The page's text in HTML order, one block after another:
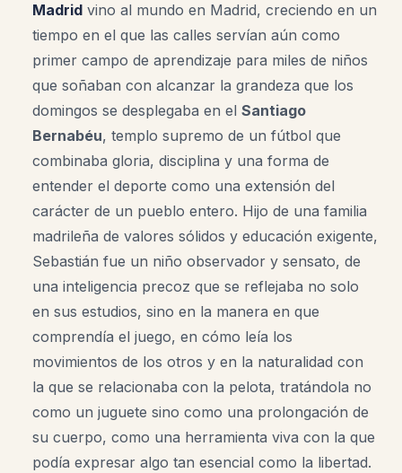
Madrid vino al mundo en Madrid, creciendo en un
tiempo en el que las calles servían aún como
primer campo de aprendizaje para miles de niños
que soñaban con alcanzar la grandeza que los
domingos se desplegaba en el Santiago
Bernabéu, templo supremo de un fútbol que
combinaba gloria, disciplina y una forma de
entender el deporte como una extensión del
carácter de un pueblo entero. Hijo de una familia
madrileña de valores sólidos y educación exigente,
Sebastián fue un niño observador y sensato, de
una inteligencia precoz que se reflejaba no solo
en sus estudios, sino en la manera en que
comprendía el juego, en cómo leía los
movimientos de los otros y en la naturalidad con
la que se relacionaba con la pelota, tratándola no
como un juguete sino como una prolongación de
su cuerpo, como una herramienta viva con la que
podía expresar algo tan esencial como la libertad.